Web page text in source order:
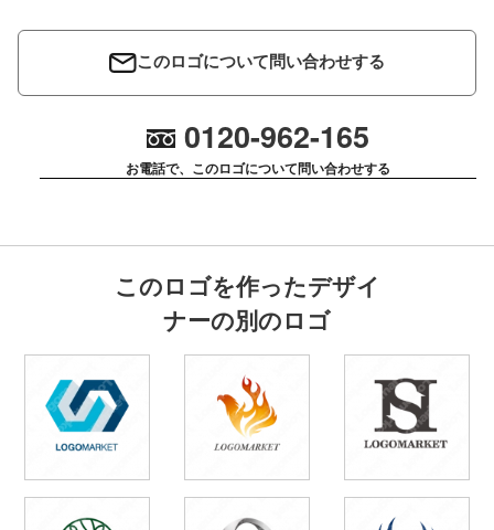
このロゴについて問い合わせする
0120-962-165
お電話で、このロゴについて問い合わせする
このロゴを作ったデザイ
ナーの別のロゴ